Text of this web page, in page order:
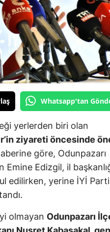
Whatsapp'tan
yerlerden biri olan
ziyareti öncesinde
göre, Odunpazarı
Emine Edizgil, il
edilirken, yerine İYİ Parti
olmayan Odunpazarı